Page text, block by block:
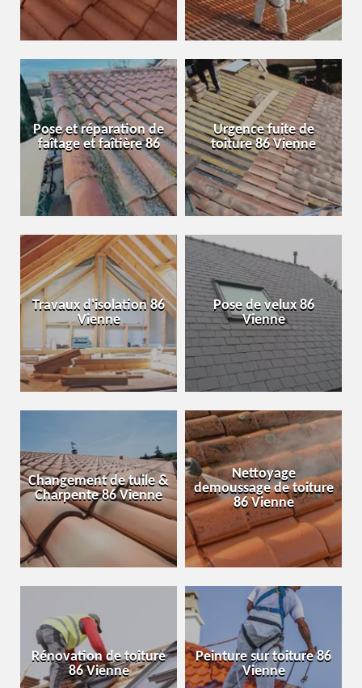
Pose et réparation de
faîtage et faîtière 86
Urgence fuite de
toiture 86 Vienne
Travaux d'isolation 86
Vienne
Pose de velux 86
Vienne
Changement de tuile &
Charpente 86 Vienne
Nettoyage
demoussage de toiture
86 Vienne
Rénovation de toiture
86 Vienne
Peinture sur toiture 86
Vienne